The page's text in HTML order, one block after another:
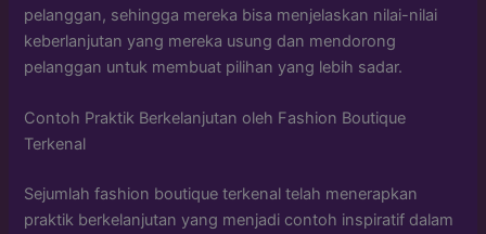
pelanggan, sehingga mereka bisa menjelaskan nilai-nilai
keberlanjutan yang mereka usung dan mendorong
pelanggan untuk membuat pilihan yang lebih sadar.
Contoh Praktik Berkelanjutan oleh Fashion Boutique
Terkenal
Sejumlah fashion boutique terkenal telah menerapkan
praktik berkelanjutan yang menjadi contoh inspiratif dalam